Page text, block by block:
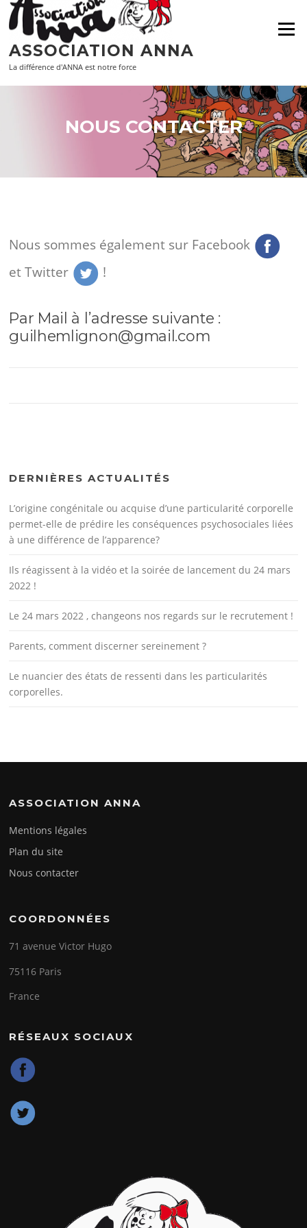
Aller
au
contenu
ASSOCIATION ANNA
La différence d'ANNA est notre force
Menu
NOUS CONTACTER
Nous sommes également sur Facebook
et Twitter
!
Par Mail à l’adresse suivante :
guilhemlignon@gmail.com
DERNIÈRES ACTUALITÉS
L’origine congénitale ou acquise d’une particularité corporelle
permet-elle de prédire les conséquences psychosociales liées
à une différence de l’apparence?
Ils réagissent à la vidéo et la soirée de lancement du 24 mars
2022 !
Le 24 mars 2022 , changeons nos regards sur le recrutement !
Parents, comment discerner sereinement ?
Le nuancier des états de ressenti dans les particularités
corporelles.
ASSOCIATION ANNA
Mentions légales
Plan du site
Nous contacter
COORDONNÉES
71 avenue Victor Hugo
75116 Paris
France
RÉSEAUX SOCIAUX